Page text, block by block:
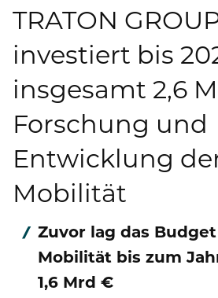
Zur Übersichtsseite:
Über uns
Strategie
Vorstand
Aufsichtsrat
Marken und Services
Anfahrt
Investor Relations
Zur Übersichtsseite: Investor
Aktie
Finanznachrichten
Fremdkapital & Rating
Newsroom
Zur Übersichtsseite: Newsroom
Pressemeldungen
Mediathek
Kontakt
Nachhaltigkeit
Zur Übersichtsseite:
Compliance & Risiko
Zur Übersichtsseite: Compliance
Compliance & Integrität
Karriere
TRATON
investiert bis
insgesamt 2,6
Forschung und
Entwicklung
Mobilität
Zuvor lag das
Mobilität bis zum
1,6 Mrd €